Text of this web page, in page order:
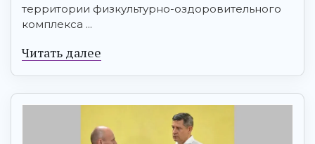
территории физкультурно-оздоровительного
комплекса ...
Читать далее